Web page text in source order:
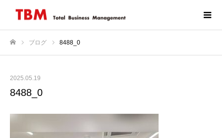
ブログ 8488_0
2025.05.19
8488_0